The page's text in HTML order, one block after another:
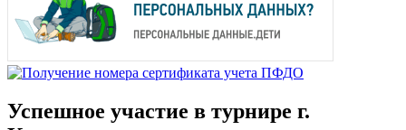
Успешное участие в турнире г.